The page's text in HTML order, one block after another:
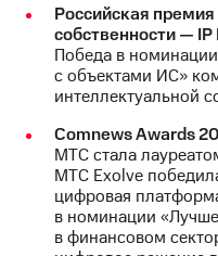
Российская
собственности —
Победа в
с объектами ИС»
интеллектуальной
Comnews Awards
МТС стала
МТС Exolve
цифровая
в номинации
в финансовом